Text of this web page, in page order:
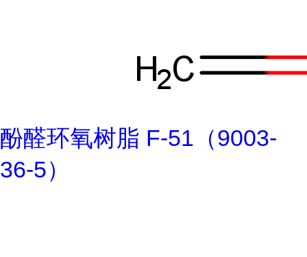
酚醛环氧树脂 F-51（9003-
36-5）